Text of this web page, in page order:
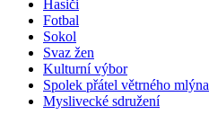
Hasiči
Fotbal
Sokol
Svaz žen
Kulturní výbor
Spolek přátel větrného mlýna
Myslivecké sdružení